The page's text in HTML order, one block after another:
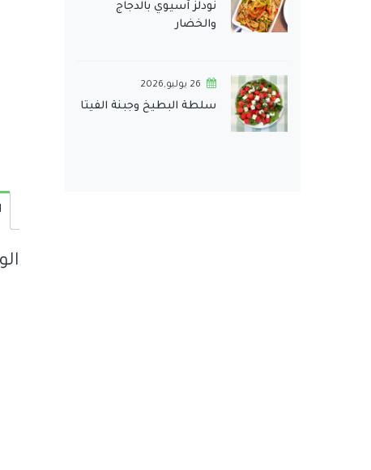
نودلز آسيوي بالدجاج
والخضار
26 يوليو,2026
سلطة البطيخ وجبنة الفيتا